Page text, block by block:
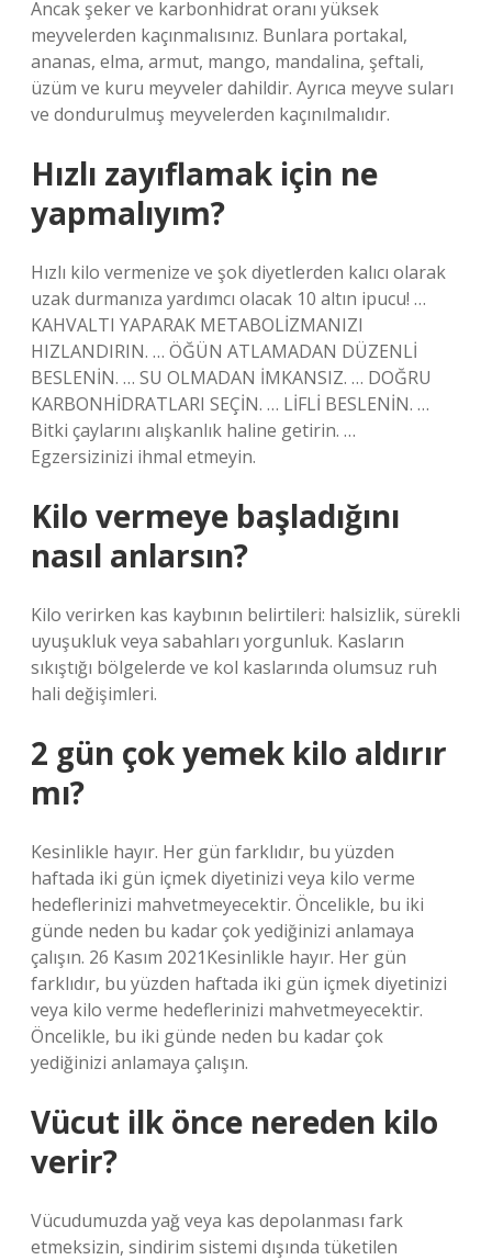
Ancak şeker ve karbonhidrat oranı yüksek
meyvelerden kaçınmalısınız. Bunlara portakal,
ananas, elma, armut, mango, mandalina, şeftali,
üzüm ve kuru meyveler dahildir. Ayrıca meyve suları
ve dondurulmuş meyvelerden kaçınılmalıdır.
Hızlı zayıflamak için ne
yapmalıyım?
Hızlı kilo vermenize ve şok diyetlerden kalıcı olarak
uzak durmanıza yardımcı olacak 10 altın ipucu! …
KAHVALTI YAPARAK METABOLİZMANIZI
HIZLANDIRIN. … ÖĞÜN ATLAMADAN DÜZENLİ
BESLENİN. … SU OLMADAN İMKANSIZ. … DOĞRU
KARBONHİDRATLARI SEÇİN. … LİFLİ BESLENİN. …
Bitki çaylarını alışkanlık haline getirin. …
Egzersizinizi ihmal etmeyin.
Kilo vermeye başladığını
nasıl anlarsın?
Kilo verirken kas kaybının belirtileri: halsizlik, sürekli
uyuşukluk veya sabahları yorgunluk. Kasların
sıkıştığı bölgelerde ve kol kaslarında olumsuz ruh
hali değişimleri.
2 gün çok yemek kilo aldırır
mı?
Kesinlikle hayır. Her gün farklıdır, bu yüzden
haftada iki gün içmek diyetinizi veya kilo verme
hedeflerinizi mahvetmeyecektir. Öncelikle, bu iki
günde neden bu kadar çok yediğinizi anlamaya
çalışın. 26 Kasım 2021Kesinlikle hayır. Her gün
farklıdır, bu yüzden haftada iki gün içmek diyetinizi
veya kilo verme hedeflerinizi mahvetmeyecektir.
Öncelikle, bu iki günde neden bu kadar çok
yediğinizi anlamaya çalışın.
Vücut ilk önce nereden kilo
verir?
Vücudumuzda yağ veya kas depolanması fark
etmeksizin, sindirim sistemi dışında tüketilen